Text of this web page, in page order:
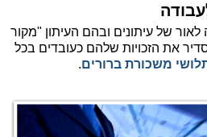
של עיתונים ובהם העיתון "מקור
ההפצה ביקשו כבר מתחילת שנת 2010 להסדיר את הזכויות שלהם כעובדים בכל
משכורת ברורים.